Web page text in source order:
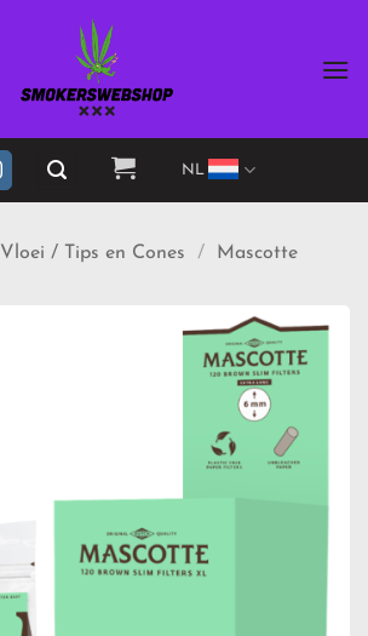
NL
Vloei / Tips en Cones / Mascotte